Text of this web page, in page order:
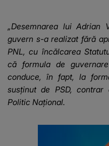
a mai dus sora mea...”
e
„Desemnarea lui Adrian
guvern s-a realizat fără
PNL, cu încălcarea
că formula de
conduce, în fapt, la
susţinut de PSD,
Politic Naţional.